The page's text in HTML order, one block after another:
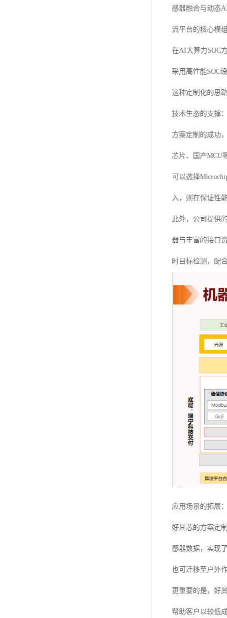
感器融合与动态
流平台的核心模
在AI大算力SOC
采用高性能SOC
这种定制化的思
技术生态的支撑
方案定制的成功
芯片、国产MCU
可以选择
入，则在保证性
此外，公司提供
器与丰富的接口
时目标检测，配
应用场景的拓展
好其芯的方案定
感器数据，实现
也可迁移至户外
更重要的是，好
帮助客户以较低